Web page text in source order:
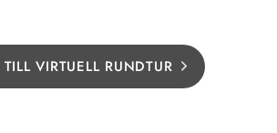
VIRTUELL RUNDTUR